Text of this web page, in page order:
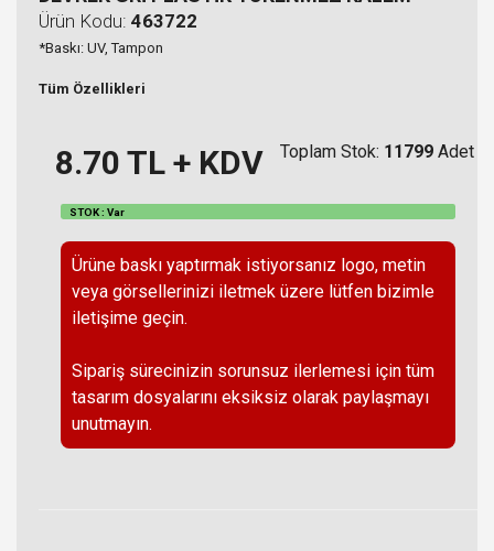
Ürün Kodu: 463722
*Baskı: UV, Tampon
Tüm Özellikleri
8.70 TL + KDV Toplam Stok: 11799 Adet
STOK : Var
Ürüne baskı yaptırmak istiyorsanız logo, metin
veya görsellerinizi iletmek üzere lütfen bizimle
iletişime geçin.
Sipariş sürecinizin sorunsuz ilerlemesi için tüm
tasarım dosyalarını eksiksiz olarak paylaşmayı
unutmayın.